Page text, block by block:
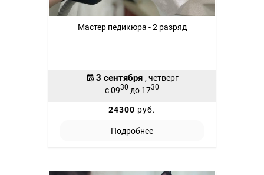
Мастер педикюра - 2 разряд
3 сентября , четверг
с 0930 до 1730
24300 руб.
Подробнее